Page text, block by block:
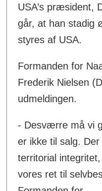
USA’s præsident,
går, at han stadig
styres af USA.
Formanden for
Frederik Nielsen
udmeldingen.
- Desværre må vi
er ikke til salg.
territorial
vores ret til